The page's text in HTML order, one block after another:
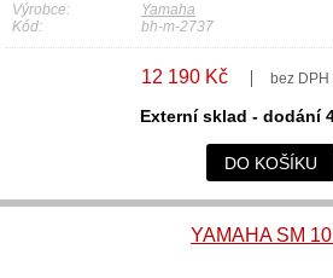
Výrobce:
Yamaha
Kód:
bh-m-2737
12 190 Kč bez
Externí sklad - dodání
DO KOŠÍKU
YAMAHA SM